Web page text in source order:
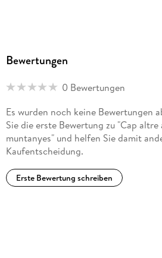
Bewertungen
0 Bewertungen
Es wurden noch keine Bewertungen
Sie die erste Bewertung zu "Cap altre
muntanyes" und helfen Sie damit
Kaufentscheidung.
Erste Bewertung schreiben